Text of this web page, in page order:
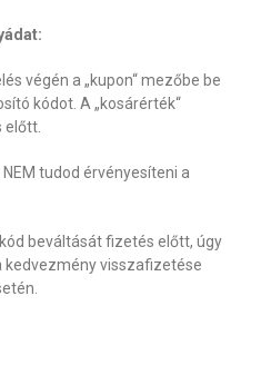
végén a „kupon“ mezőbe be
kódot. A „kosárérték“
előtt.
tudod érvényesíteni a
beváltását fizetés előtt, úgy
kedvezmény visszafizetése